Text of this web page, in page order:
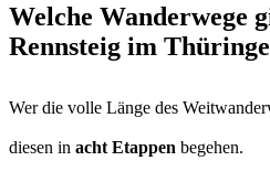
Welche Wanderwege
Rennsteig im
Wer die volle Länge des
diesen in acht Etappen begehen.